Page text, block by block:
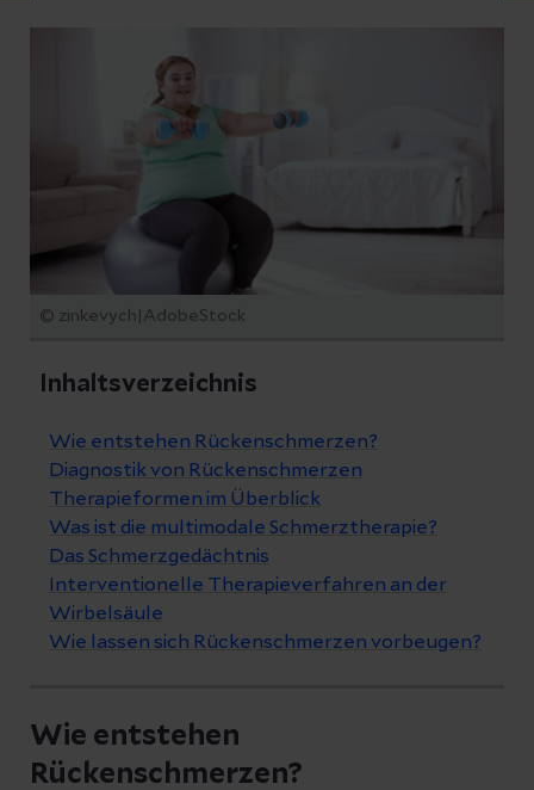
© zinkevych|AdobeStock
Inhaltsverzeichnis
Wie entstehen Rückenschmerzen?
Diagnostik von Rückenschmerzen
Therapieformen im Überblick
Was ist die multimodale Schmerztherapie?
Das Schmerzgedächtnis
Interventionelle Therapieverfahren an der
Wirbelsäule
Wie lassen sich Rückenschmerzen vorbeugen?
Wie entstehen
Rückenschmerzen?